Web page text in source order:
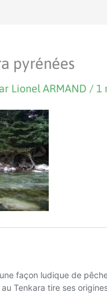
pyrénées
Lionel ARMAND / 1